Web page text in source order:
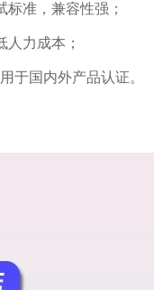
准，兼容性强；
力成本；
于国内外产品认证。